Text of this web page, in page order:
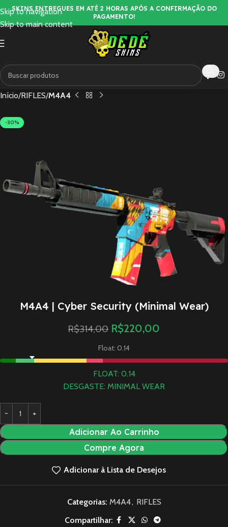
Skip to navigation
Skip to main content
SKINS ENTREGUES EM ATÉ 2 HORAS APÓS A CONFIRMAÇÃO DO
PAGAMENTO!
Início RIFLES M4A4
-30%
M4A4 | Cyber Security (Minimal Wear)
R$314,00 R$220,00
Float: 0.14
FLOAT: 0.14
DESGASTE: MINIMAL WEAR
Adicionar Ao Carrinho
Compre Agora
Adicionar à Lista de Desejos
Categorias: M4A4, RIFLES
Compartilhar: